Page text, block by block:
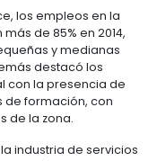
centro de
“Financial
La Zona
la Mejor Zona
Zones of the year
centro de